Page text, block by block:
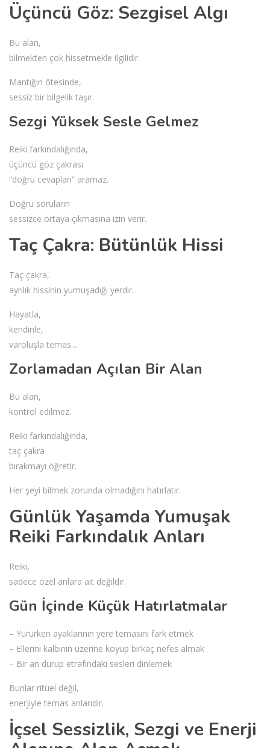
Üçüncü Göz: Sezgisel Algı
Bu alan,
bilmekten çok hissetmekle ilgilidir.
Mantığın ötesinde,
sessiz bir bilgelik taşır.
Sezgi Yüksek Sesle Gelmez
Reiki farkındalığında,
üçüncü göz çakrası
“doğru cevapları” aramaz.
Doğru soruların
sessizce ortaya çıkmasına izin verir.
Taç Çakra: Bütünlük Hissi
Taç çakra,
ayrılık hissinin yumuşadığı yerdir.
Hayatla,
kendinle,
varoluşla temas…
Zorlamadan Açılan Bir Alan
Bu alan,
kontrol edilmez.
Reiki farkındalığında,
taç çakra
bırakmayı öğretir.
Her şeyi bilmek zorunda olmadığını hatırlatır.
Günlük Yaşamda Yumuşak
Reiki Farkındalık Anları
Reiki,
sadece özel anlara ait değildir.
Gün İçinde Küçük Hatırlatmalar
– Yürürken ayaklarının yere temasını fark etmek
– Ellerini kalbinin üzerine koyup birkaç nefes almak
– Bir an durup etrafındaki sesleri dinlemek
Bunlar ritüel değil,
enerjiyle temas anlarıdır.
İçsel Sessizlik, Sezgi ve Enerji